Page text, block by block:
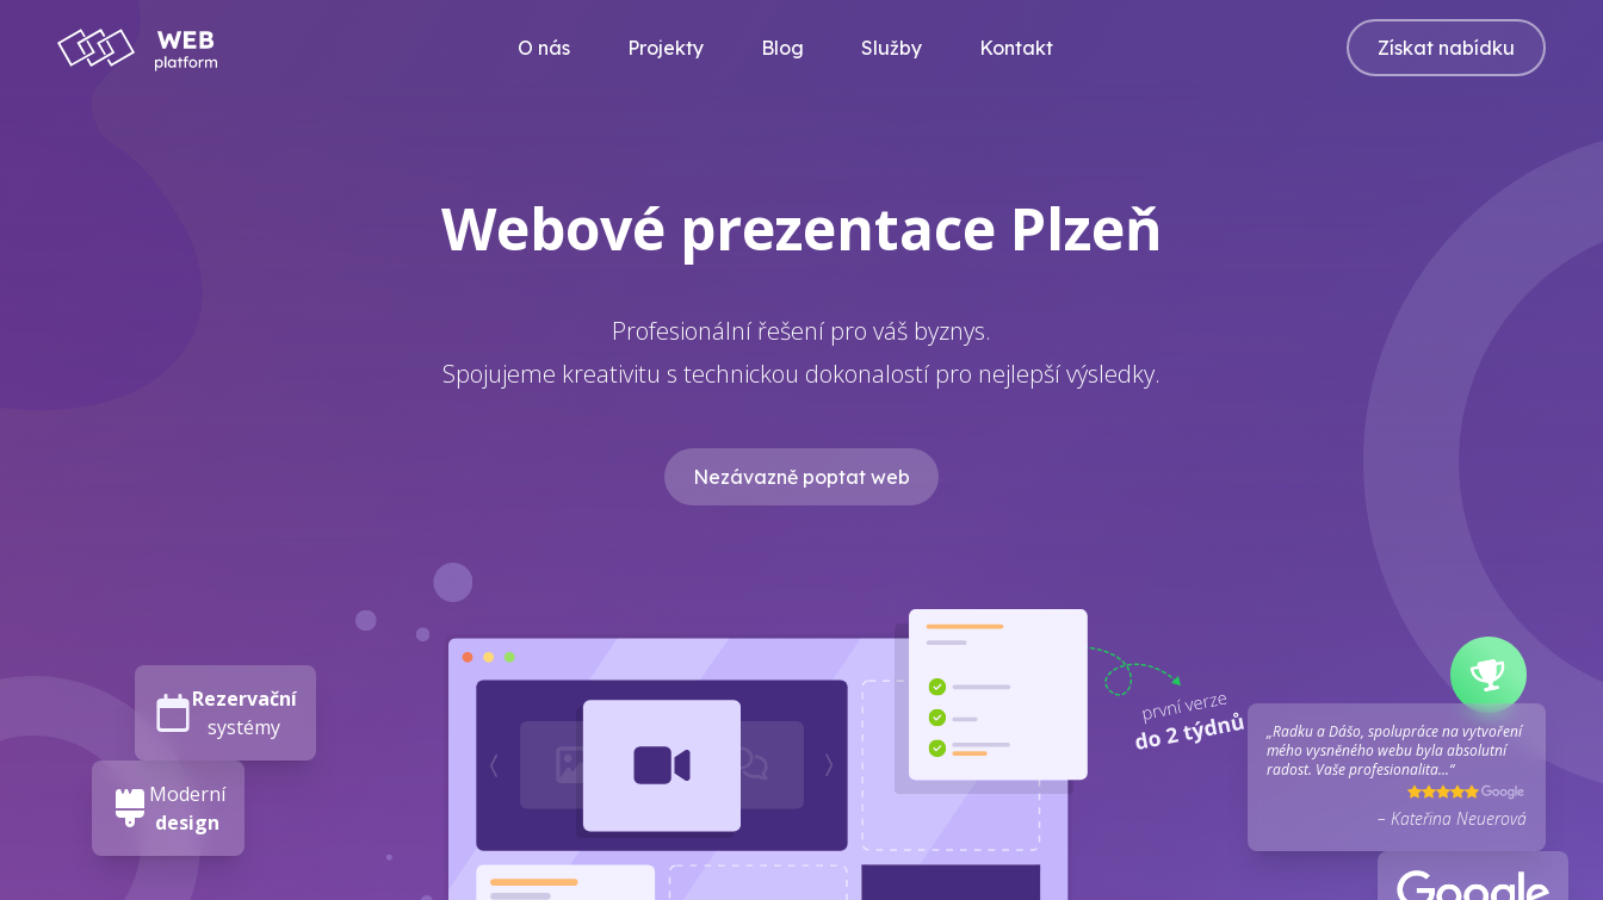
O nás Projekty Blog Služby Kontakt Získat nabídku
Webové prezentace Plzeň
Profesionální řešení pro váš byznys.
Spojujeme kreativitu s technickou dokonalostí pro nejlepší výsledky.
Nezávazně poptat web
Rezervační
systémy
Moderní
design
„Radku a Dášo, spolupráce na vytvoření
mého vysněného webu byla absolutní
radost. Vaše profesionalita...“
– Kateřina Neuerová